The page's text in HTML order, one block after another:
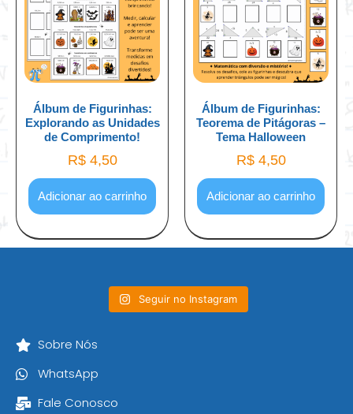
Álbum de Figurinhas:
Explorando as Unidades
de Comprimento!
R$4,50
Adicionar ao carrinho
Álbum de Figurinhas:
Teorema de Pitágoras –
Tema Halloween
R$4,50
Adicionar ao carrinho
Sobre Nós
WhatsApp
Fale Conosco
Seguir no Instagram